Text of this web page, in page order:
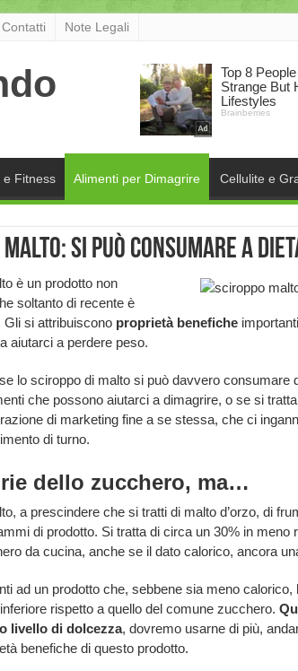
Contatti Note Legali
e Fitness Alimenti per Dimagrire Cellulite e
si può consumare a
è un prodotto non
soltanto di recente è
Gli si attribuiscono proprietà benefiche
aiutarci a perdere peso.
lo sciroppo di malto si può davvero consumare
che possono aiutarci a dimagrire, o se si
di marketing fine a se stessa, che ci
di turno.
dello zucchero, ma…
a prescindere che si tratti di malto d’orzo, di
di prodotto. Si tratta di circa un 30% in meno
da cucina, anche se il dato calorico, ancora
ad un prodotto che, sebbene sia meno calorico,
rispetto a quello del comune zucchero.
livello di dolcezza, dovremo usarne di più,
benefiche di questo prodotto.